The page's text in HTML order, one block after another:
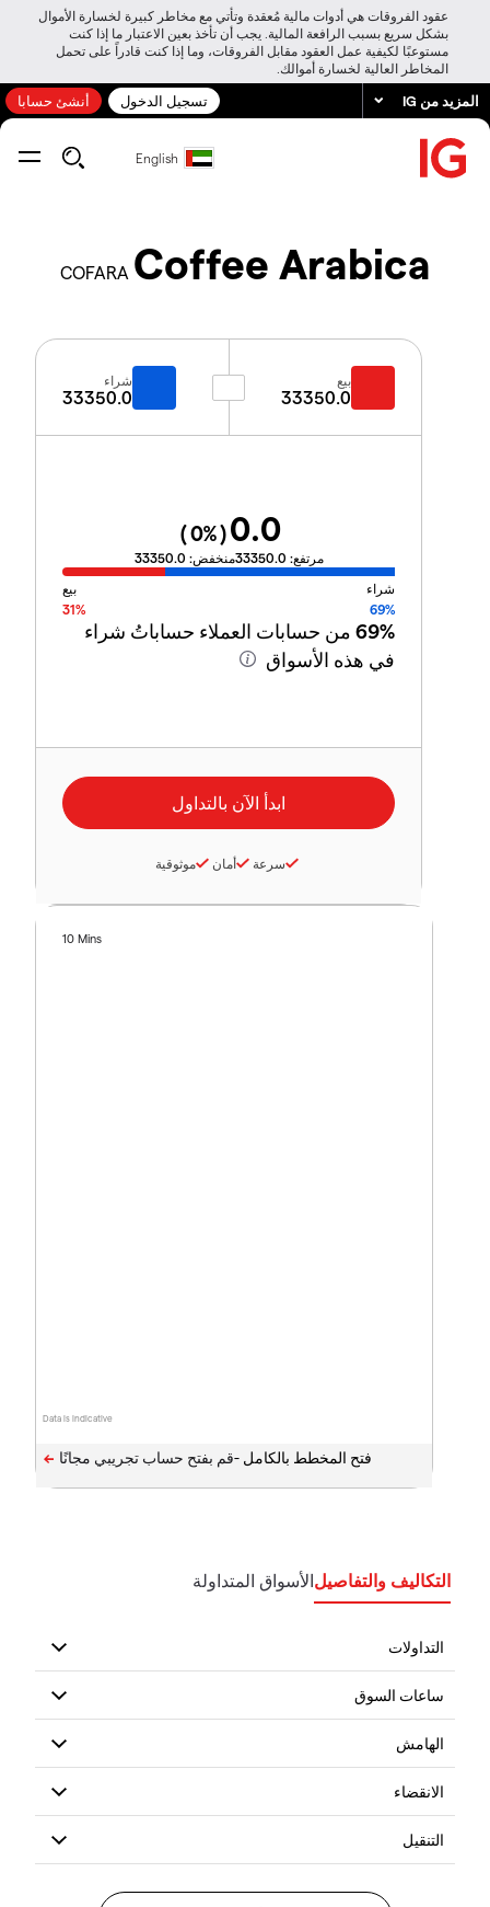
عقود الفروقات هي أدوات مالية مُعقدة وتأتي مع مخاطر كبيرة لخسارة الأموال
بشكل سريع بسبب الرافعة المالية. يجب أن تأخذ بعين الاعتبار ما إذا كنت
مستوعبًا لكيفية عمل العقود مقابل الفروقات، وما إذا كنت قادراً على تحمل
المخاطر العالية لخسارة أموالك.
المزيد من IG تسجيل الدخول أنشئ حسابا
English
Coffee Arabica
COFARA
بيع
33350.0
شراء
33350.0
0.0
(
0%)
مرتفع: 33350.0منخفض: 33350.0
شراء
بيع
69%
31%
69% من حسابات العملاء حساباتُ شراء
في هذه الأسواق
سرعة أمان موثوقية
Data is indicative
10 Mins
فتح المخطط بالكامل -
التكاليف والتفاصيلالأسواق المتداولة